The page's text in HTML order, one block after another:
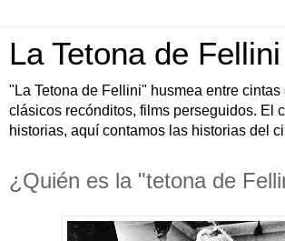
La Tetona de Fellini
"La Tetona de Fellini" husmea entre cintas
clásicos recónditos, films perseguidos. El
historias, aquí contamos las historias del
¿Quién es la "tetona de